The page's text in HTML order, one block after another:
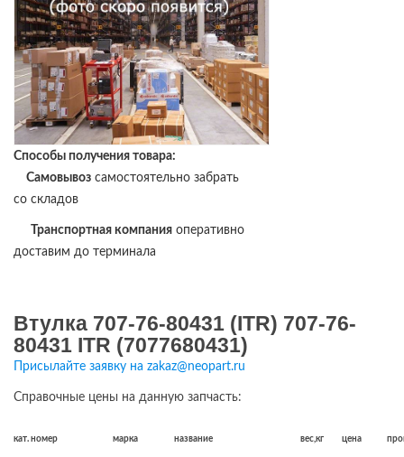
Способы получения товара:
Самовывоз самостоятельно забрать
со складов
Транспортная компания оперативно
доставим до терминала
Втулка 707-76-80431 (ITR) 707-76-
80431 ITR (7077680431)
Присылайте заявку на zakaz@neopart.ru
Справочные цены на данную запчасть:
кат. номер марка название вес,кг цена